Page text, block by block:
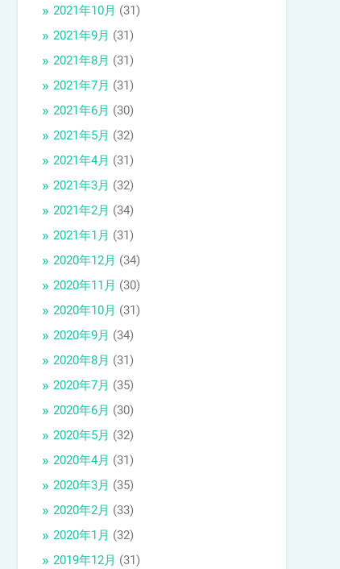
2021年10月 (31)
2021年9月 (31)
2021年8月 (31)
2021年7月 (31)
2021年6月 (30)
2021年5月 (32)
2021年4月 (31)
2021年3月 (32)
2021年2月 (34)
2021年1月 (31)
2020年12月 (34)
2020年11月 (30)
2020年10月 (31)
2020年9月 (34)
2020年8月 (31)
2020年7月 (35)
2020年6月 (30)
2020年5月 (32)
2020年4月 (31)
2020年3月 (35)
2020年2月 (33)
2020年1月 (32)
2019年12月 (31)